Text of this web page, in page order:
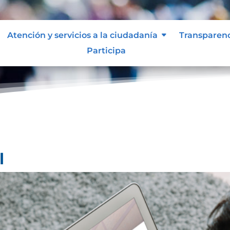
Atención y servicios a la ciudadanía
Participa